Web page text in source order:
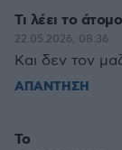
Τι λέει το άτομο
22.05.2026, 08:36
Και δεν τον
ΑΠΑΝΤΗΣΗ
Το